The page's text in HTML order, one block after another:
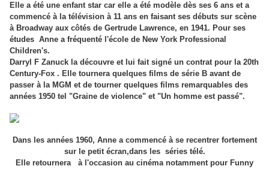
Elle a été une enfant star car elle a été modèle dès ses 6 ans et a
commencé à la télévision à 11 ans en faisant ses débuts sur scène
à Broadway aux côtés de Gertrude Lawrence, en 1941. Pour ses
études Anne a fréquenté l'école de New York Professional
Children's.
Darryl F Zanuck la découvre et lui fait signé un contrat pour la 20th
Century-Fox . Elle tournera quelques films de série B avant de
passer à la MGM et de tourner quelques films remarquables des
années 1950 tel "Graine de violence" et "Un homme est passé".
Dans les années 1960, Anne a commencé à se recentrer fortement
sur le petit écran,dans les séries télé.
Elle retournera à l'occasion au cinéma notamment pour Funny